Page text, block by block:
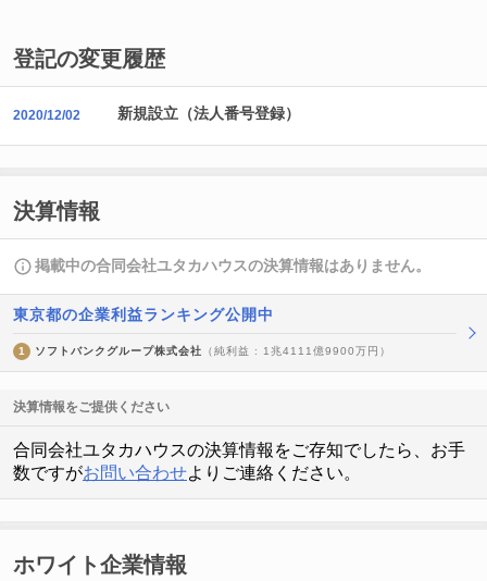
登記の変更履歴
2020/12/02 新規設立（法人番号登録）
決算情報
掲載中の合同会社ユタカハウスの決算情報はありません。
東京都の企業利益ランキング公開中
1 ソフトバンクグループ株式会社 （純利益 : 1兆4111億9900万円）
決算情報をご提供ください
合同会社ユタカハウスの決算情報をご存知でしたら、お手
数ですがお問い合わせよりご連絡ください。
ホワイト企業情報